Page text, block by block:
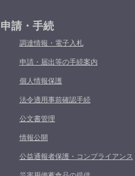
申請・手続
調達情報・電子入札
申請・届出等の手続案内
個人情報保護
法令適用事前確認手続
公文書管理
情報公開
公益通報者保護・コンプライアンス